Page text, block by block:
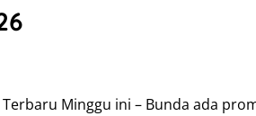
Minggu ini – Bunda ada